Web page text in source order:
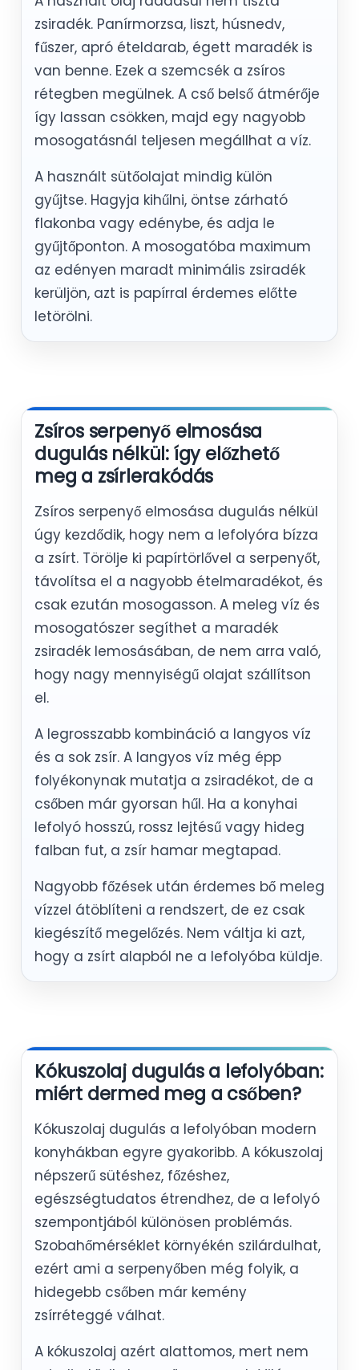
zsiradék. Panírmorzsa, liszt, húsnedv,
fűszer, apró ételdarab, égett maradék is
van benne. Ezek a szemcsék a zsíros
rétegben megülnek. A cső belső átmérője
így lassan csökken, majd egy nagyobb
mosogatásnál teljesen megállhat a víz.
A használt sütőolajat mindig külön
gyűjtse. Hagyja kihűlni, öntse zárható
flakonba vagy edénybe, és adja le
gyűjtőponton. A mosogatóba maximum
az edényen maradt minimális zsiradék
kerüljön, azt is papírral érdemes előtte
letörölni.
Zsíros serpenyő elmosása
dugulás nélkül: így előzhető
meg a zsírlerakódás
Zsíros serpenyő elmosása dugulás nélkül
úgy kezdődik, hogy nem a lefolyóra bízza
a zsírt. Törölje ki papírtörlővel a serpenyőt,
távolítsa el a nagyobb ételmaradékot, és
csak ezután mosogasson. A meleg víz és
mosogatószer segíthet a maradék
zsiradék lemosásában, de nem arra való,
hogy nagy mennyiségű olajat szállítson
el.
A legrosszabb kombináció a langyos víz
és a sok zsír. A langyos víz még épp
folyékonynak mutatja a zsiradékot, de a
csőben már gyorsan hűl. Ha a konyhai
lefolyó hosszú, rossz lejtésű vagy hideg
falban fut, a zsír hamar megtapad.
Nagyobb főzések után érdemes bő meleg
vízzel átöblíteni a rendszert, de ez csak
kiegészítő megelőzés. Nem váltja ki azt,
hogy a zsírt alapból ne a lefolyóba küldje.
Kókuszolaj dugulás a lefolyóban:
miért dermed meg a csőben?
Kókuszolaj dugulás a lefolyóban modern
konyhákban egyre gyakoribb. A kókuszolaj
népszerű sütéshez, főzéshez,
egészségtudatos étrendhez, de a lefolyó
szempontjából különösen problémás.
Szobahőmérséklet környékén szilárdulhat,
ezért ami a serpenyőben még folyik, a
hidegebb csőben már kemény
zsírréteggé válhat.
A kókuszolaj azért alattomos, mert nem